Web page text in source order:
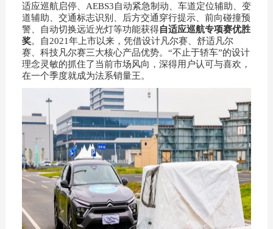
适应巡航启停、AEBS3自动紧急制动、车道定位辅助、变
道辅助、交通标志识别、后方交通穿行提示、前向碰撞预
警、自动切换远近光灯等功能获得自适应巡航专项赛优胜
奖。自2021年上市以来，凭借设计凡尔赛、舒适凡尔
赛、科技凡尔赛三大核心产品优势。“不止于轿车”的设计
理念灵敏的抓住了当前市场风向，深得用户认可与喜欢，
在一个季度就成为法系销量王。